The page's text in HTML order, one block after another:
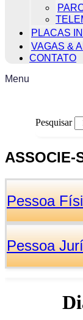
PLACAS
VAGAS &
CONTATO
Menu
Pesquisar
ASSOCIE-
Pessoa
Pessoa